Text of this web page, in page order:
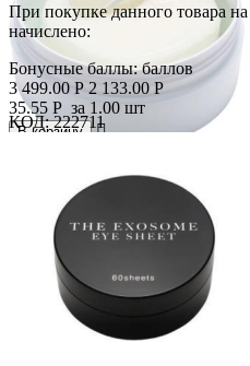
При покупке данного товара
начислено:
Бонусные баллы: баллов
3 499.00 Р 2 133.00 Р
35.55 Р за 1.00 шт
В корзину

Патчи, охватывающие область
увлажняют верхнее и нижнее
не мешает...
КОД: 222711